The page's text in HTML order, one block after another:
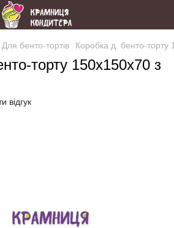
Для бенто-тортів Коробка д. бенто-торту
торту 150х150х70 з
відгук